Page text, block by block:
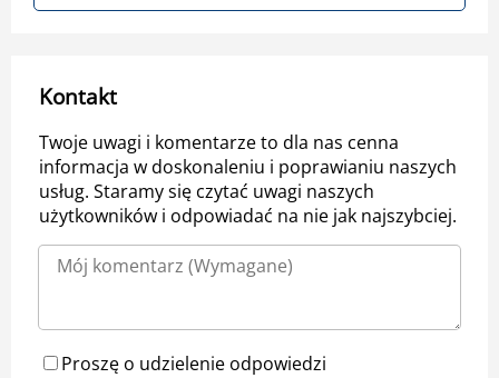
Kontakt
Twoje uwagi i komentarze to dla nas cenna
informacja w doskonaleniu i poprawianiu naszych
usług. Staramy się czytać uwagi naszych
użytkowników i odpowiadać na nie jak najszybciej.
Proszę o udzielenie odpowiedzi